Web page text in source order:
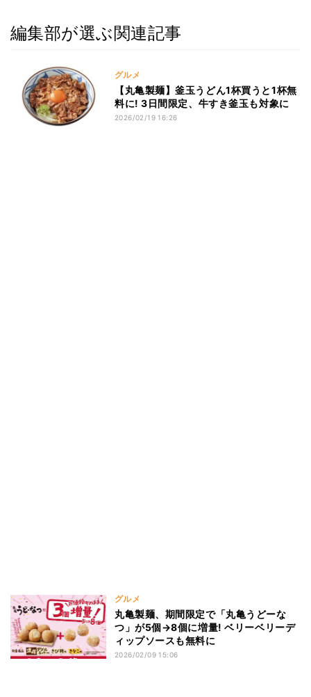
編集部が選ぶ関連記事
グルメ
【丸亀製麺】釜玉うどん1杯買うと1杯無
料に! 3日間限定、牛すき釜玉も対象に
2026/02/19 16:26
グルメ
丸亀製麺、期間限定で「丸亀うどーな
つ」が5個→8個に増量! ベリーベリーデ
ィップソースも無料に
2026/02/09 15:06